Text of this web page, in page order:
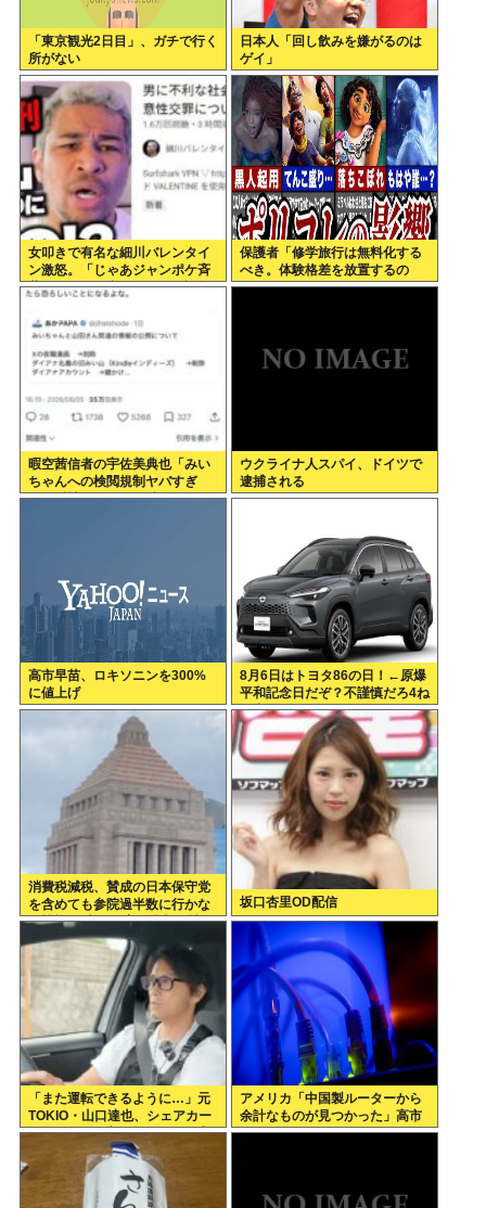
「東京観光2日目」、ガチで行く
所がない
日本人「回し飲みを嫌がるのは
ゲイ」
女叩きで有名な細川バレンタイ
ン激怒。「じゃあジャンポケ斉
藤と女が不同意だったって証拠
保護者「修学旅行は無料化する
べき。体験格差を放置するの
か」←これ
暇空茜信者の宇佐美典也「みい
ちゃんへの検閲規制ヤバすぎ
る」反社との絡みを消させたフ
ウクライナ人スパイ、ドイツで
逮捕される
高市早苗、ロキソニンを300%
に値上げ
8月6日はトヨタ86の日！←原爆
平和記念日だぞ？不謹慎だろ4ね
や車カス
消費税減税、賛成の日本保守党
を含めても参院過半数に行かな
い模様 野党は一斉に批判し神谷
「天下の愚策」 おや、チみ？
坂口杏里OD配信
「また運転できるように…」元
TOKIO・山口達也、シェアカー
運転&ギター演奏姿にファン感
アメリカ「中国製ルーターから
余計なものが見つかった」高市
どうするのこれ